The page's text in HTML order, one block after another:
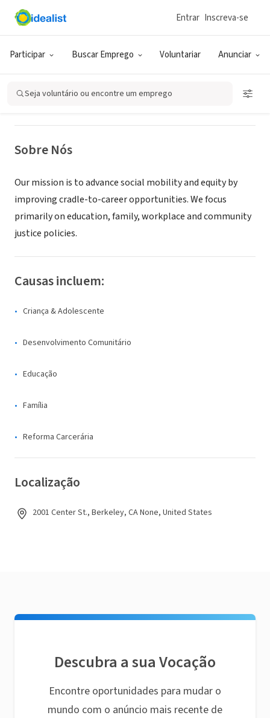
Participar Buscar Emprego Voluntariar Anunciar
Entrar Inscreva-se
Seja voluntário ou encontre um emprego
ONG (SETOR SOCIAL)
The Opportunity Institute
Sobre Nós
Our mission is to advance social mobility and equity by
improving cradle-to-career opportunities. We focus
primarily on education, family, workplace and community
justice policies.
Causas incluem:
Criança & Adolescente
Desenvolvimento Comunitário
Educação
Família
Reforma Carcerária
Localização
2001 Center St., Berkeley, CA None, United States
Descubra a sua Vocação
Encontre oportunidades para mudar o
mundo com o anúncio mais recente de